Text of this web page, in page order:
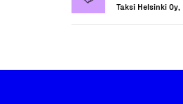
Taksi Helsinki Oy,